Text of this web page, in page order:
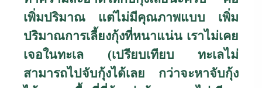
เพิ่มปริมาณ แต่ไม่มีคุณภาพแบบ เพิ่ม
ปริมาณการเลี้ยงกุ้งที่หนาแน่น เราไม่เคย
เจอในทะเล (เปรียบเทียบ ทะเลไม่
สามารถไปจับกุ้งได้เลย กว่าจะหาจับกุ้ง